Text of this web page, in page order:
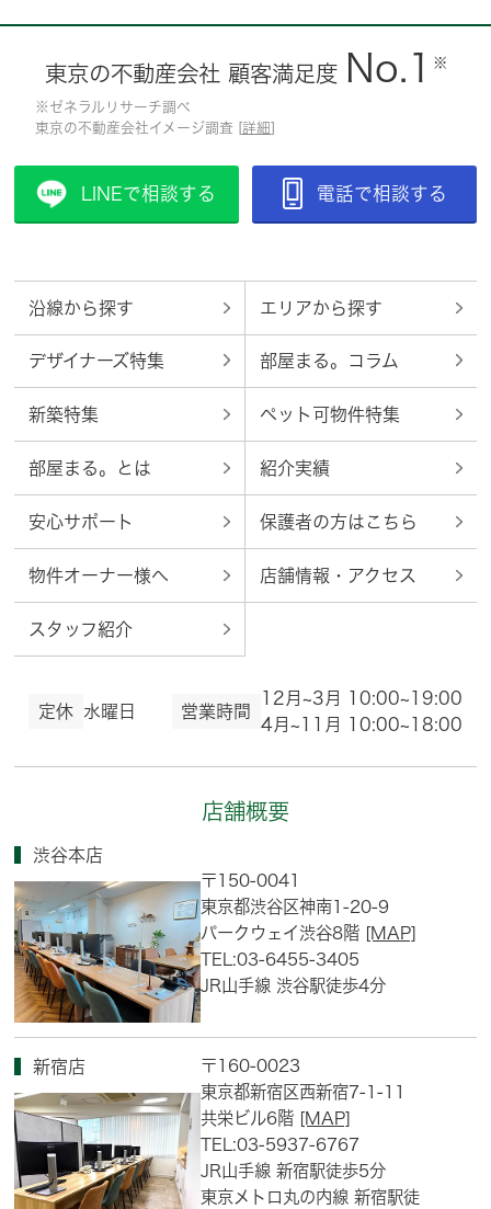
東京の不動産会社 顧客満足度 No.1 ※
※ゼネラルリサーチ調べ
東京の不動産会社イメージ調査 [詳細]
LINEで相談する 電話で相談する
沿線から探す エリアから探す
デザイナーズ特集 部屋まる。コラム
新築特集 ペット可物件特集
部屋まる。とは 紹介実績
安心サポート 保護者の方はこちら
物件オーナー様へ 店舗情報・アクセス
スタッフ紹介
定休 水曜日 営業時間
12月~3月 10:00~19:00
4月~11月 10:00~18:00
店舗概要
渋谷本店
〒150-0041
東京都渋谷区神南1-20-9
パークウェイ渋谷8階 [MAP]
TEL:03-6455-3405
JR山手線 渋谷駅徒歩4分
新宿店
〒160-0023
東京都新宿区西新宿7-1-11
共栄ビル6階 [MAP]
TEL:03-5937-6767
JR山手線 新宿駅徒歩5分
東京メトロ丸の内線 新宿駅徒